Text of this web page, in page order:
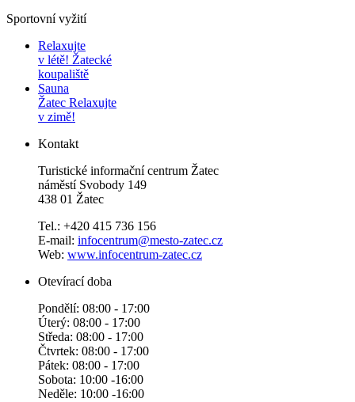
Sportovní vyžití
Relaxujte
v létě! Žatecké
koupaliště
Sauna
Žatec Relaxujte
v zimě!
Kontakt
Turistické informační centrum Žatec
náměstí Svobody 149
438 01 Žatec
Tel.: +420 415 736 156
E-mail: infocentrum@mesto-zatec.cz
Web: www.infocentrum-zatec.cz
Otevírací doba
Pondělí: 08:00 - 17:00
Úterý: 08:00 - 17:00
Středa: 08:00 - 17:00
Čtvrtek: 08:00 - 17:00
Pátek: 08:00 - 17:00
Sobota: 10:00 -16:00
Neděle: 10:00 -16:00